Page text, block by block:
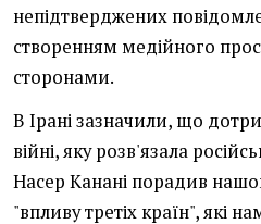
непідтверджених
створенням медійного
сторонами.
В Ірані зазначили, що
війні, яку розв'язала
Насер Канані порадив
"впливу третіх країн", які